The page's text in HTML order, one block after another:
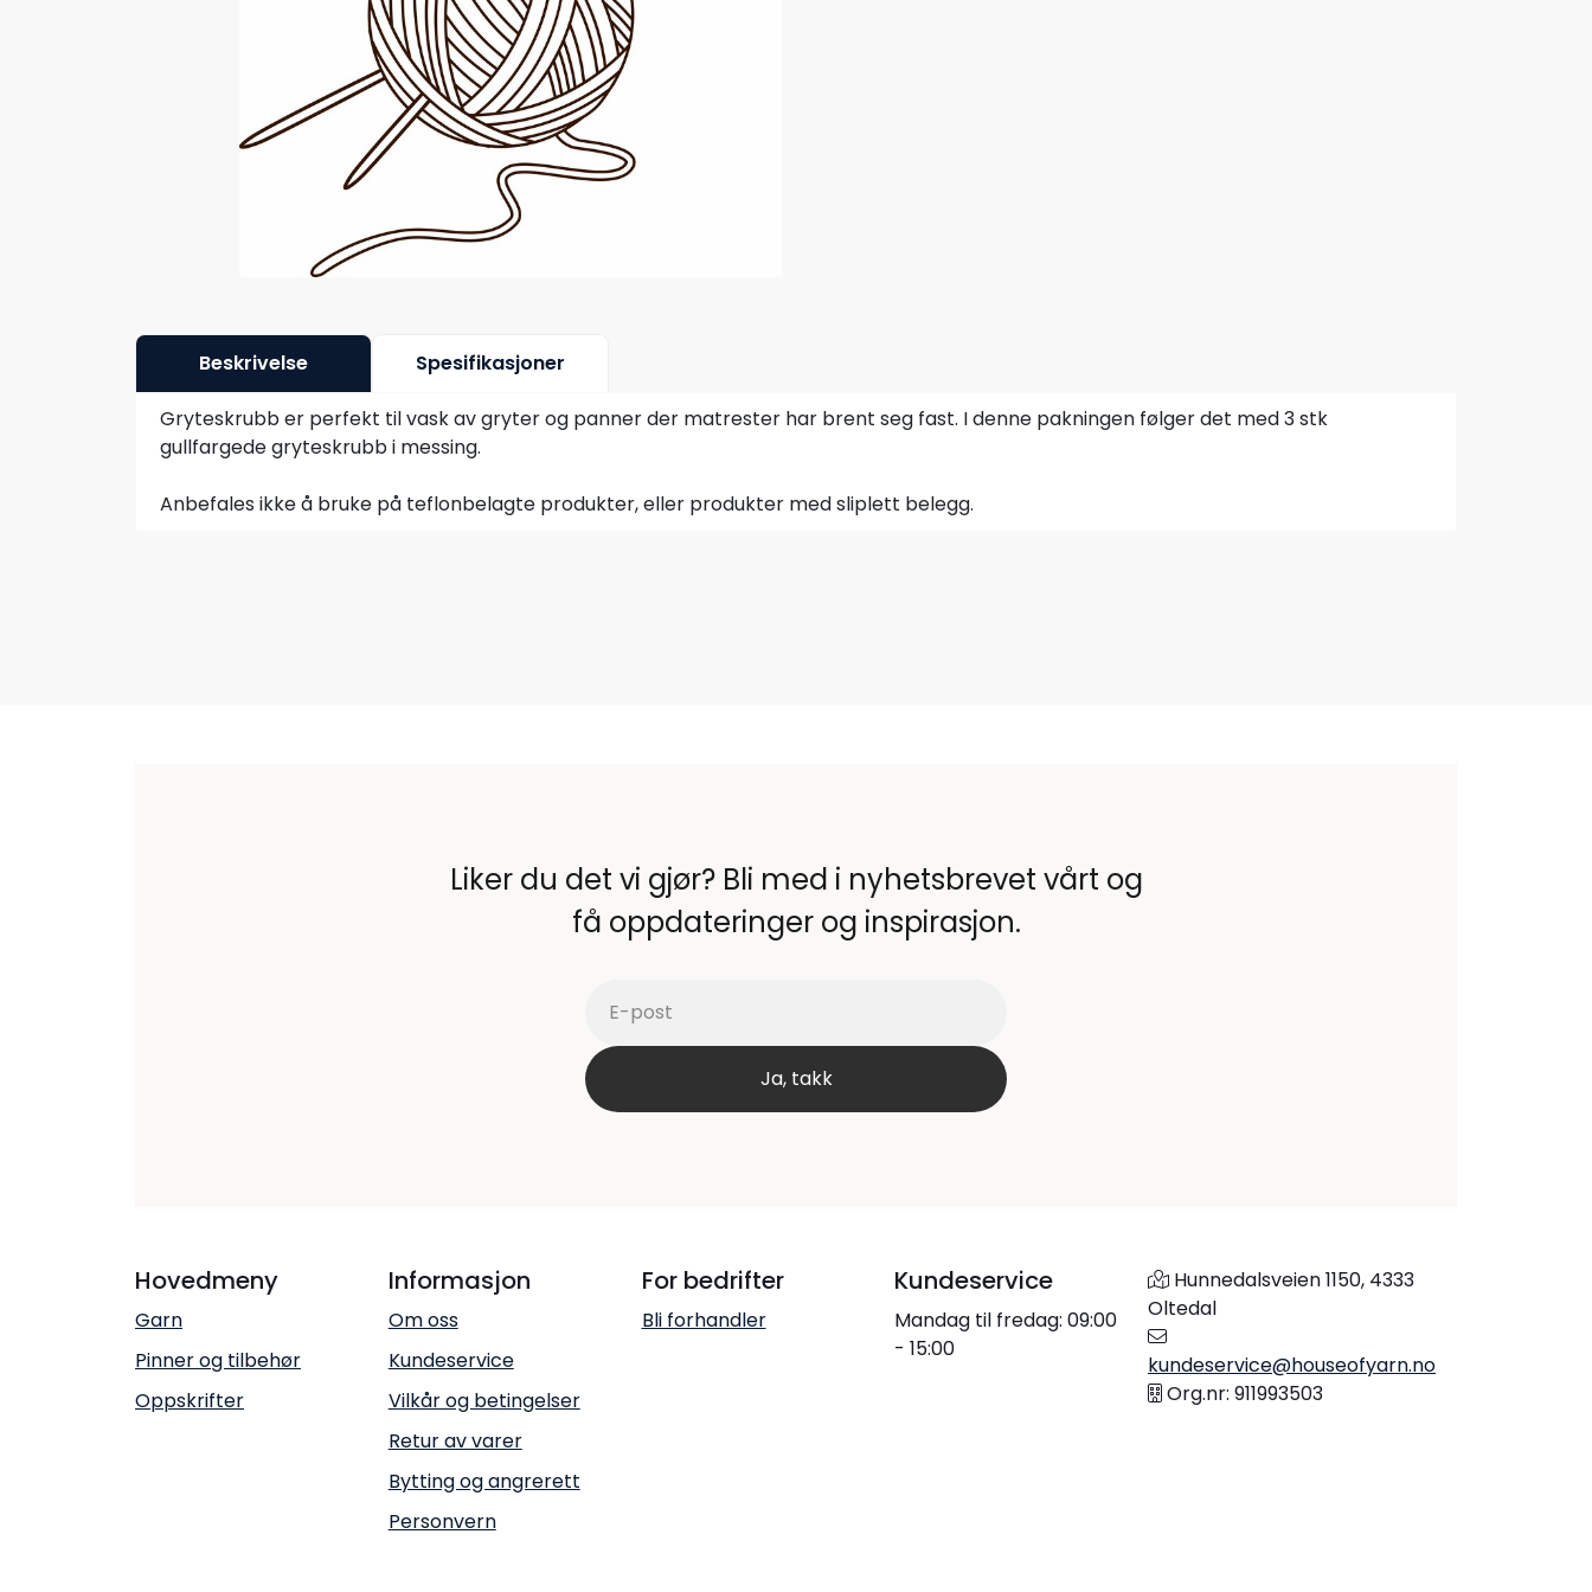
Beskrivelse Spesifikasjoner
Gryteskrubb er perfekt til vask av gryter og panner der matrester har brent seg fast. I denne pakningen følger det med 3 stk
gullfargede gryteskrubb i messing.
Anbefales ikke å bruke på teflonbelagte produkter, eller produkter med sliplett belegg.
Liker du det vi gjør? Bli med i nyhetsbrevet vårt og
få oppdateringer og inspirasjon.
Hovedmeny
Garn
Pinner og tilbehør
Oppskrifter
Informasjon
Om oss
Kundeservice
Vilkår og betingelser
Retur av varer
Bytting og angrerett
Personvern
For bedrifter
Bli forhandler
Kundeservice
Mandag til fredag: 09:00
- 15:00
Hunnedalsveien 1150, 4333
Oltedal
kundeservice@houseofyarn.no
Org.nr: 911993503